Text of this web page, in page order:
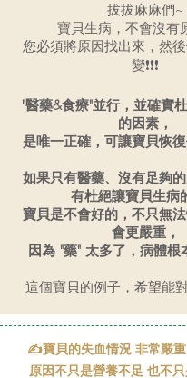
拔拔麻麻們~
寶貝生病，不會沒有
您必須將原因找出來，然
變❗❗❗
"醫藥&食療"並行，並確實
的因素，
是唯一正確，可讓寶貝恢
如果只有醫藥、沒有足夠
有杜絕讓寶貝生病
寶貝是不會好的，不只無
會更嚴重，
因為 "藥" 太多了，病體
這個寶貝的例子，希望能
✍寶貝的失血情況 非常嚴
原因不只是營養不足 也不